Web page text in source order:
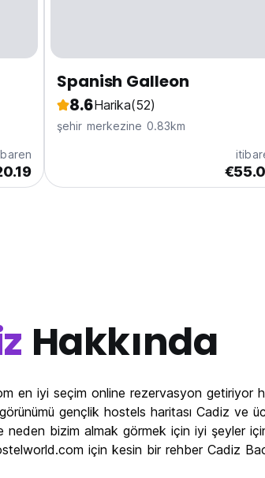
Spanish Galleon
8.6Harika(52)
şehir merkezine 0.83km
Hakkında
en iyi seçim online rezervasyon getiriyor
gençlik hostels haritası Cadiz ve
neden bizim almak görmek için iyi şeyler
için kesin bir rehber Cadiz